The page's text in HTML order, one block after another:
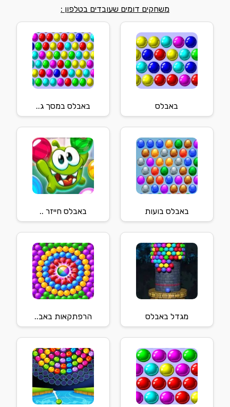
משחקים דומים שעובדים בטלפון :
באבלס באבלס במסך ג..
באבלס בועות באבלס חייזר ..
מגדל באבלס הרפתקאות באב..